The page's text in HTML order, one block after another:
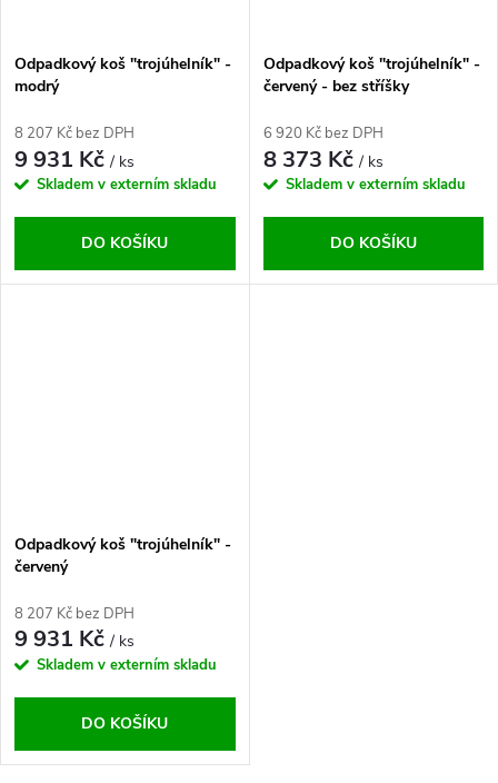
Odpadkový koš "trojúhelník" -
modrý
8 207 Kč bez DPH
9 931 Kč/ ks
Skladem v externím skladu
DO KOŠÍKU
Odpadkový koš "trojúhelník" -
červený - bez stříšky
6 920 Kč bez DPH
8 373 Kč/ ks
Skladem v externím skladu
DO KOŠÍKU
Odpadkový koš "trojúhelník" -
červený
8 207 Kč bez DPH
9 931 Kč/ ks
Skladem v externím skladu
DO KOŠÍKU